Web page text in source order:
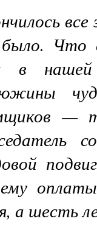
Что
в
—
а шесть